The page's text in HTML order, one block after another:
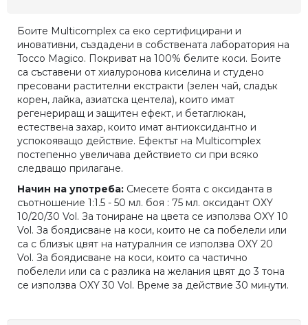
Боите Multicomplex са еко сертифицирани и
иновативни, създадени в собствената лаборатория на
Tocco Magico. Покриват на 100% белите коси. Боите
са съставени от хиалуронова киселина и студено
пресовани растителни екстракти (зелен чай, сладък
корен, лайка, азиатска центела), които имат
регенериращ и защитен ефект, и бетаглюкан,
естествена захар, които имат антиоксидантно и
успокояващо действие. Ефектът на Multicomplex
постепенно увеличава действието си при всяко
следващо прилагане.
Начин на употреба: Смесете боята с оксиданта в
съотношение 1:1.5 - 50 мл. боя : 75 мл. оксидант OXY
10/20/30 Vol. За тониране на цвета се използва OXY 10
Vol. За боядисване на коси, които не са побелели или
са с близък цвят на натуралния се използва OXY 20
Vol. За боядисване на коси, които са частично
побелели или са с разлика на желания цвят до 3 тона
се използва OXY 30 Vol. Време за действие 30 минути.